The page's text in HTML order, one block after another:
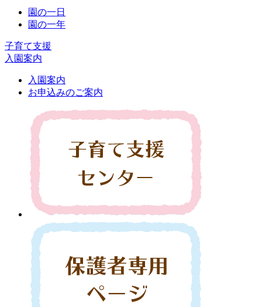
園の一日
園の一年
子育て支援
入園案内
入園案内
お申込みのご案内